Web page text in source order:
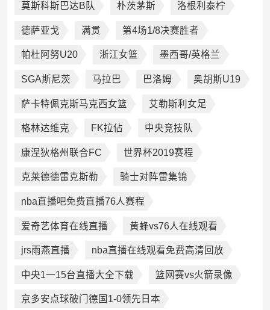
莫斯科斯巴达B队 朴茨茅斯 洛根利泰柠
德萨亚戈 满贯 第4场1/8决赛胜者
帕杜阿努U20 浙江女篮 墨西哥/英格兰
SGA斯尼茨 马拉巴 巴洛姆 奥胡斯U19
萨卡特佩克斯马克西女篮 艾勒斯利女足
格林达维克 FK拉佔 中央竞技队
康涅狄格州联合FC 世界杯2019赛程
克莱德德雷克斯勒 骑士对阵雷集锦
nba直播吧免费直播76人赛程
爱奇艺体育在线直播 黄蜂vs76人在线观看
jrs雨燕直播 nba直播在线观看免费高清回放
中央1一15台直播大全下载 篮网赛vs火箭录像
京多安点球破门德国1-0领先日本